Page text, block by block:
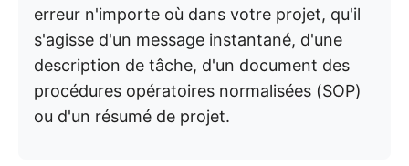
erreur n'importe où dans votre projet, qu'il
s'agisse d'un message instantané, d'une
description de tâche, d'un document des
procédures opératoires normalisées (SOP)
ou d'un résumé de projet.